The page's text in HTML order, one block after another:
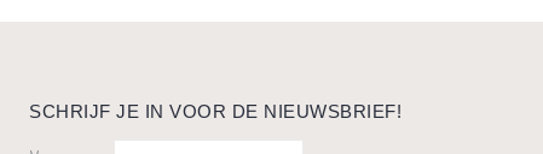
SCHRIJF JE IN VOOR DE NIEUWSBRIEF!